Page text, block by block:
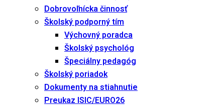
Dobrovoľnícka činnosť
Školský podporný tím
Výchovný poradca
Školský psychológ
Špeciálny pedagóg
Školský poriadok
Dokumenty na stiahnutie
Preukaz ISIC/EURO26